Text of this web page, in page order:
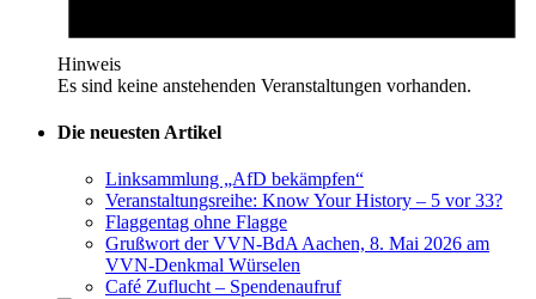
Hinweis
Es sind keine anstehenden Veranstaltungen vorhanden.
Die neuesten Artikel
Linksammlung „AfD bekämpfen“
Veranstaltungsreihe: Know Your History – 5 vor 33?
Flaggentag ohne Flagge
Grußwort der VVN-BdA Aachen, 8. Mai 2026 am
VVN-Denkmal Würselen
Café Zuflucht – Spendenaufruf